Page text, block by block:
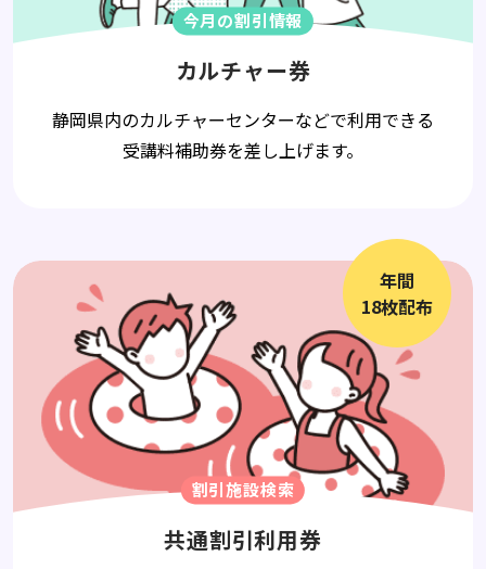
今月の割引情報
カルチャー券
静岡県内のカルチャーセンターなどで利用できる
受講料補助券を差し上げます。
年間
18枚配布
割引施設検索
共通割引利用券